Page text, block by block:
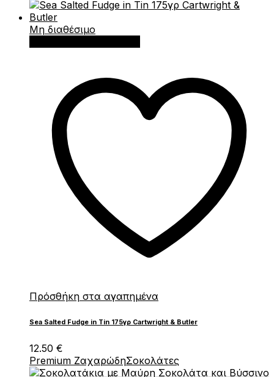
Μη διαθέσιμο
Πρόσθήκη στα αγαπημένα
Sea Salted Fudge in Tin 175γρ Cartwright & Butler
12.50 €
Premium ΖαχαρώδηΣοκολάτες